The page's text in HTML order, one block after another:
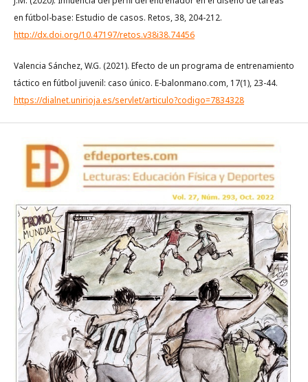
en fútbol-base: Estudio de casos. Retos, 38, 204-212.
http://dx.doi.org/10.47197/retos.v38i38.74456
Valencia Sánchez, W.G. (2021). Efecto de un programa de entrenamiento
táctico en fútbol juvenil: caso único. E-balonmano.com, 17(1), 23-44.
https://dialnet.unirioja.es/servlet/articulo?codigo=7834328